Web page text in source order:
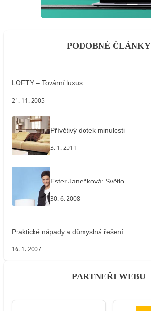
PODOBNÉ ČLÁNKY
LOFTY – Tovární luxus
21. 11. 2005
Přívětivý dotek minulosti
3. 1. 2011
Ester Janečková: Světlo
30. 6. 2008
Praktické nápady a důmyslná řešení
16. 1. 2007
PARTNEŘI WEBU